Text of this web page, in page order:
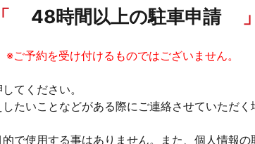
48時間以上の駐車申請
ご予約を受け付けるものではございません。
てください。
たいことなどがある際にご連絡させていただく
で使用する事はありません。また、個人情報の